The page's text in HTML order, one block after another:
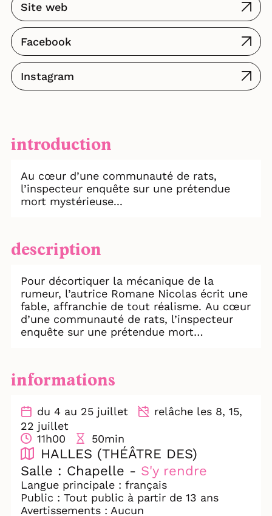
Site web
Facebook
Instagram
introduction
Au cœur d’une communauté de rats,
l’inspecteur enquête sur une prétendue
mort mystérieuse...
description
Pour décortiquer la mécanique de la
rumeur, l’autrice Romane Nicolas écrit une
fable, affranchie de tout réalisme. Au cœur
d’une communauté de rats, l’inspecteur
enquête sur une prétendue mort
générale.
En s’emparant de cette écriture joueuse et
met en scène les dérives totalitaires d’une
société sous surveillance. Les deux
interprètes s’emparent de l’espace de jeu
pour nous faire imaginer un souterrain
peuplé de rats, aussi inoffensifs que
dangereux et nuisibles pour eux-mêmes. À
qui profite la fabrique de l’ennemi ?
informations
du 4 au 25 juillet
relâche les 8, 15,
22 juillet
11h00
50min
HALLES (THÉÂTRE DES)
Salle : Chapelle - S'y rendre
Langue principale : français
Public : Tout public à partir de 13 ans
Avertissements : Aucun